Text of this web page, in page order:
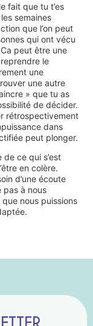
fait que tu t’es
semaines
que l’on peut
qui ont vécu
peut être une
le
une
une autre
» que tu as
de décider.
rétrospectivement
dans
peut plonger.
de ce qui s’est
en colère.
d’une écoute
pas à nous
nous puissions